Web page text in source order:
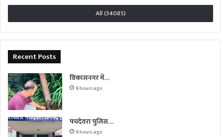
All (34085)
Recent Posts
विकासनगर में…
9 hours ago
पचदेवरा पुलिस…
9 hours ago